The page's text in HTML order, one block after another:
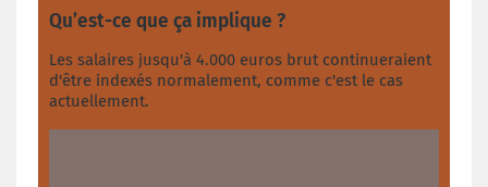
Qu’est-ce que ça implique ?
Les salaires jusqu'à 4.000 euros brut continueraient
d'être indexés normalement, comme c'est le cas
actuellement.